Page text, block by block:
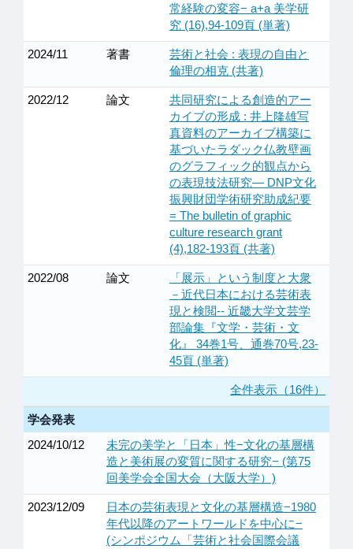
常経験の変容− a+a 美学研
究 (16),94-109頁 (単著)
2024/11 著書
芸術と社会 : 表現の自由と
倫理の相克 (共著)
2022/12 論文
共同研究による創造的アー
カイブの形成 : 井上隆雄写
真資料のアーカイブ構築に
基づいたラダック仏教壁画
のグラフィック的観点から
の表現技法研究— DNP文化
振興財団学術研究助成紀要
= The bulletin of graphic
culture research grant
(4),182-193頁 (共著)
2022/08 論文
「展示」という制度と大衆
－近代日本における芸術表
現と検閲-- 近畿大学文芸学
部論集『文学・芸術・文
化』 34巻1号、通巻70号,23-
45頁 (単著)
全件表示（16件）
学会発表
2024/10/12
未完の美学と「日本」性−文化の基層構
造と美術展の変質に関する研究− (第75
回美学会全国大会（大阪大学）)
2023/12/09
日本の芸術表現と文化の基層構造−1980
年代以降のアートワールドを中心に−
(シンポジウム「芸術と社会国際会議